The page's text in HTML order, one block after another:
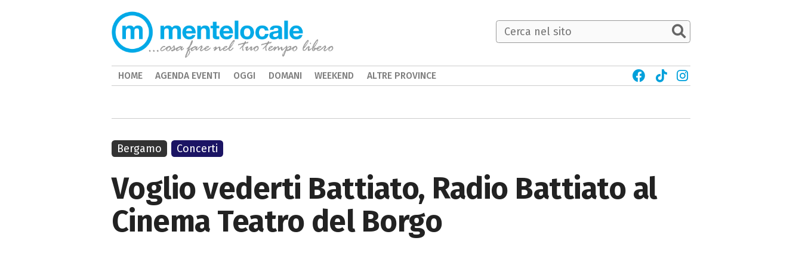
Voglio vederti Battiato, Radio Battiato al
Cinema Teatro del Borgo
Bergamo Concerti
HOME AGENDA EVENTI OGGI DOMANI WEEKEND ALTRE PROVINCE